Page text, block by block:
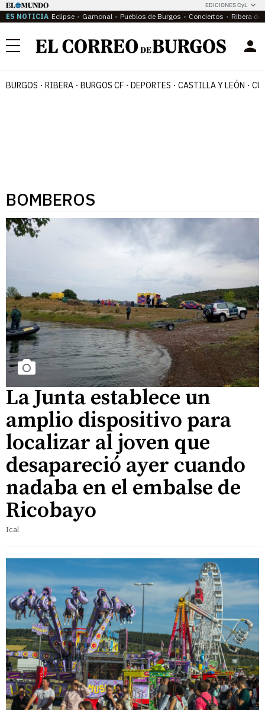
EDICIONES CyL
ES NOTICIA Eclipse Gamonal Pueblos de Burgos Conciertos Ribera del
Menú
BURGOS RIBERA BURGOS CF DEPORTES CASTILLA Y LEÓN
BOMBEROS
La Junta establece un
amplio dispositivo para
localizar al joven que
desapareció ayer cuando
nadaba en el embalse de
Ricobayo
Ical